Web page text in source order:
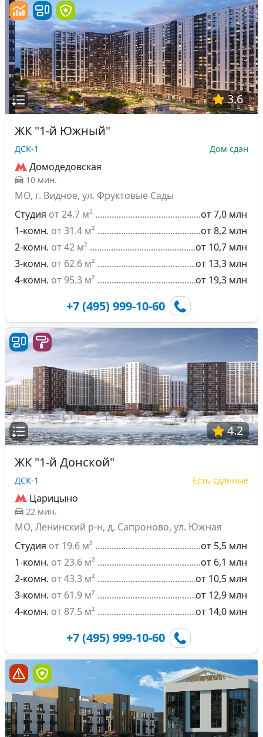
3.6
ЖК "1-й Южный"
ДСК-1 Дом сдан
Домодедовская
10 мин.
МО, г. Видное, ул. Фруктовые Сады
Студия от 24.7 м²
от 7,0 млн
1-комн. от 31.4 м²
от 8,2 млн
2-комн. от 42 м²
от 10,7 млн
3-комн. от 62.6 м²
от 13,3 млн
4-комн. от 95.3 м² от 19,3 млн
+7 (495) 999-10-60
4.2
ЖК "1-й Донской"
ДСК-1 Есть сданные
Царицыно
22 мин.
МО, Ленинский р-н, д. Сапроново, ул. Южная
Студия от 19.6 м²
от 5,5 млн
1-комн. от 23.6 м²
от 6,1 млн
2-комн. от 43.3 м²
от 10,5 млн
3-комн. от 61.9 м²
от 12,9 млн
4-комн. от 87.5 м² от 14,0 млн
+7 (495) 999-10-60